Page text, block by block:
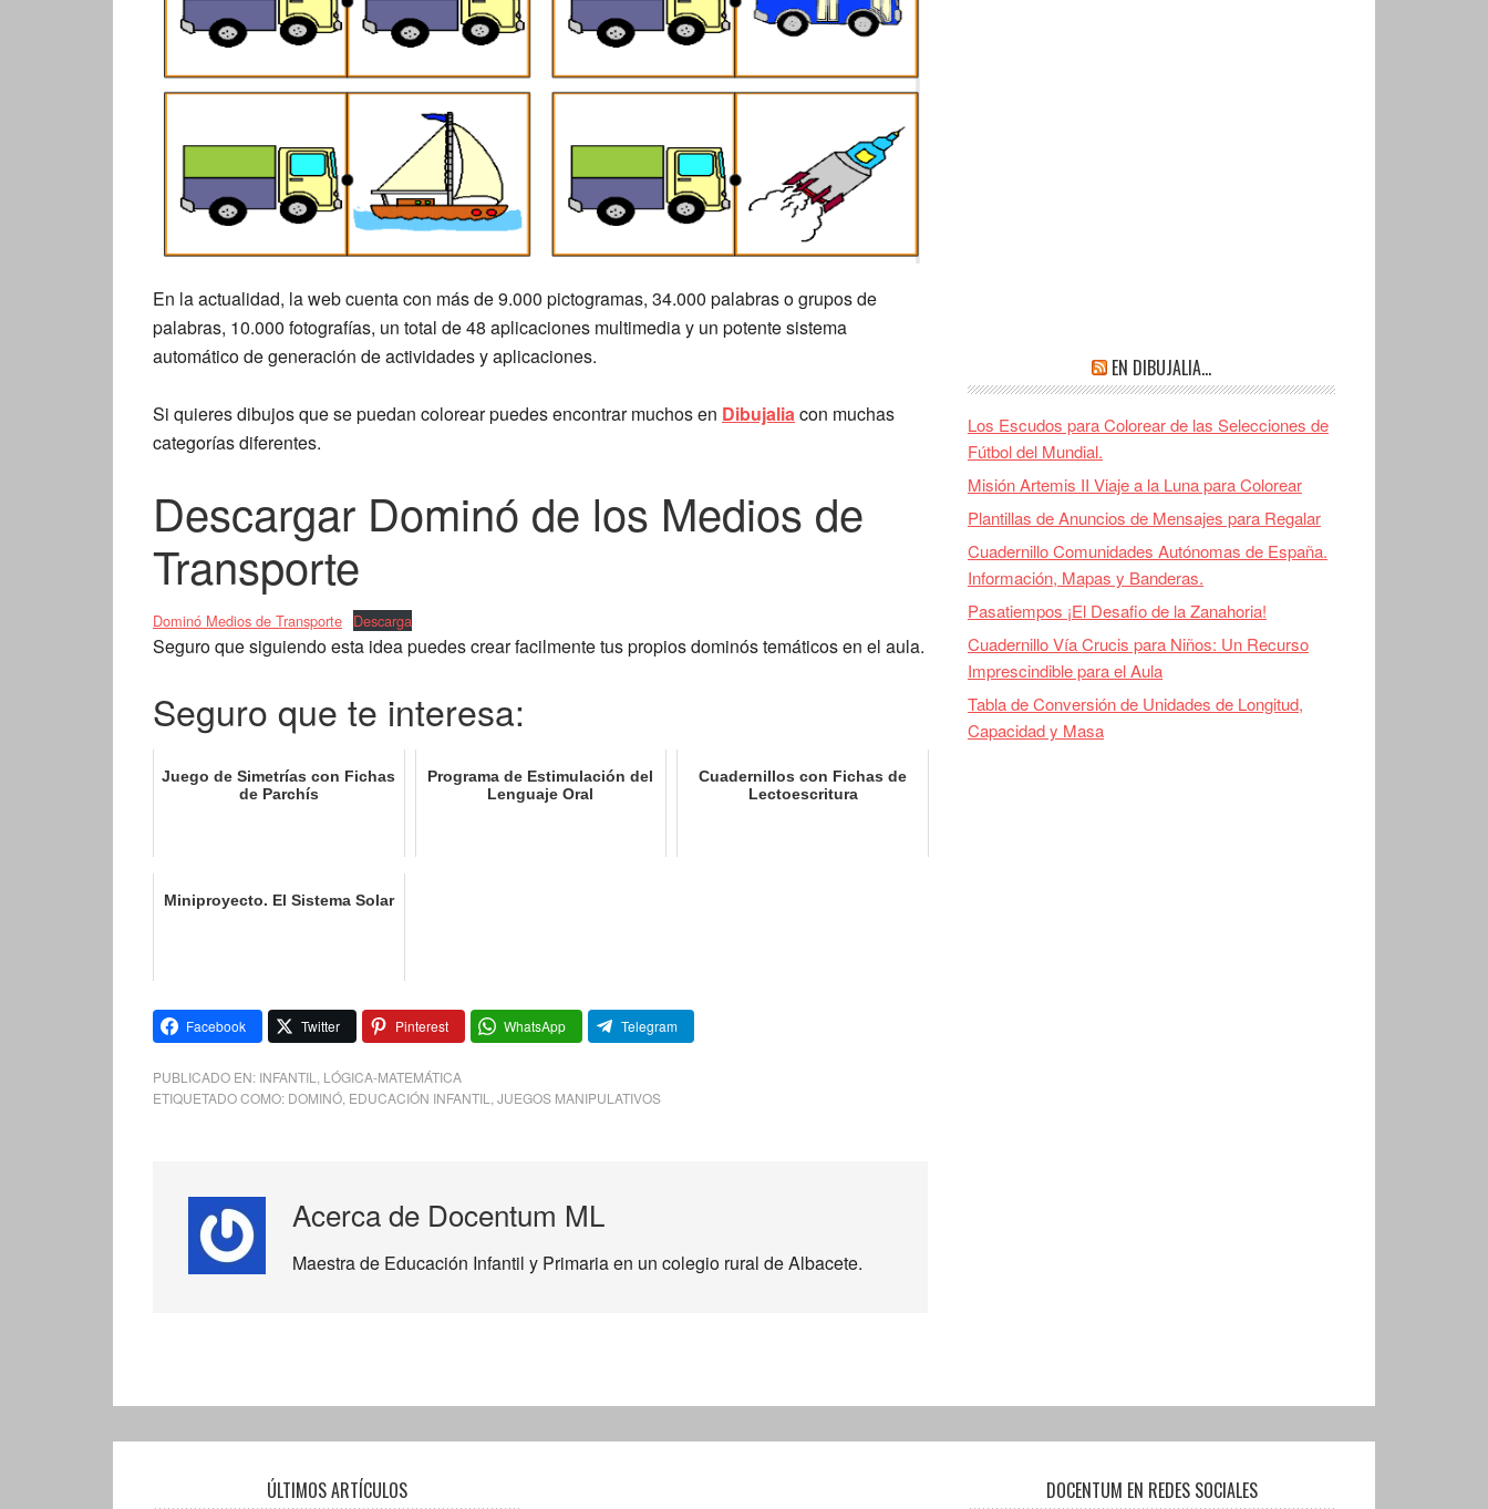
En la actualidad, la web cuenta con más de 9.000 pictogramas, 34.000 palabras o grupos de
palabras, 10.000 fotografías, un total de 48 aplicaciones multimedia y un potente sistema
automático de generación de actividades y aplicaciones.
Si quieres dibujos que se puedan colorear puedes encontrar muchos en Dibujaliacon muchas
categorías diferentes.
Descargar Dominó de los Medios de
Transporte
Dominó Medios de Transporte Descarga
Seguro que siguiendo esta idea puedes crear facilmente tus propios dominós temáticos en el aula.
Seguro que te interesa:
Juego de Simetrías con Fichas
de Parchís
Programa de Estimulación del
Lenguaje Oral
Cuadernillos con Fichas de
Lectoescritura
Miniproyecto. El Sistema Solar
Facebook Twitter Pinterest WhatsApp Telegram
PUBLICADO EN: INFANTIL
LÓGICA-MATEMÁTICA
ETIQUETADO COMO: DOMINÓ EDUCACIÓN INFANTIL JUEGOS MANIPULATIVOS
Acerca de Docentum ML
Maestra de Educación Infantil y Primaria en un colegio rural de Albacete.
EN DIBUJALIA…
Los Escudos para Colorear de las Selecciones de
Fútbol del Mundial.
Misión Artemis II Viaje a la Luna para Colorear
Plantillas de Anuncios de Mensajes para Regalar
Cuadernillo Comunidades Autónomas de España.
Información, Mapas y Banderas.
Pasatiempos ¡El Desafio de la Zanahoria!
Cuadernillo Vía Crucis para Niños: Un Recurso
Imprescindible para el Aula
Tabla de Conversión de Unidades de Longitud,
Capacidad y Masa
ÚLTIMOS ARTÍCULOS DOCENTUM EN REDES SOCIALES